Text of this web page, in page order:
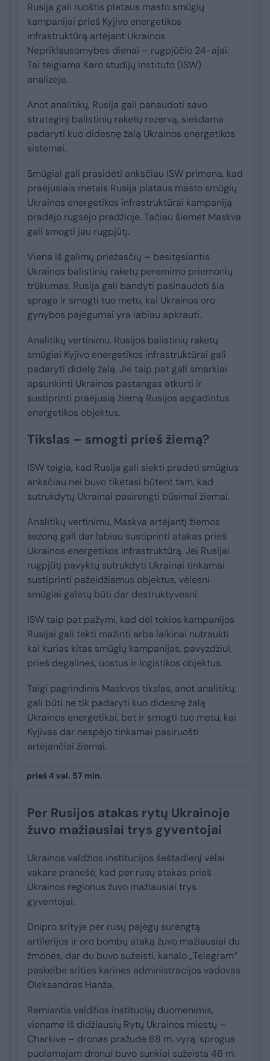
Rusija gali ruoštis plataus masto smūgių
kampanijai prieš Kyjivo energetikos
infrastruktūrą artėjant Ukrainos
Nepriklausomybės dienai – rugpjūčio 24-ajai.
Tai teigiama Karo studijų instituto (ISW)
analizėje.
Anot analitikų, Rusija gali panaudoti savo
strateginį balistinių raketų rezervą, siekdama
padaryti kuo didesnę žalą Ukrainos energetikos
sistemai.
Smūgiai gali prasidėti anksčiau ISW primena, kad
praėjusiais metais Rusija plataus masto smūgių
Ukrainos energetikos infrastruktūrai kampaniją
pradėjo rugsėjo pradžioje. Tačiau šiemet Maskva
gali smogti jau rugpjūtį.
Viena iš galimų priežasčių – besitęsiantis
Ukrainos balistinių raketų perėmimo priemonių
trūkumas. Rusija gali bandyti pasinaudoti šia
spraga ir smogti tuo metu, kai Ukrainos oro
gynybos pajėgumai yra labiau apkrauti.
Analitikų vertinimu, Rusijos balistinių raketų
smūgiai Kyjivo energetikos infrastruktūrai gali
padaryti didelę žalą. Jie taip pat gali smarkiai
apsunkinti Ukrainos pastangas atkurti ir
sustiprinti praėjusią žiemą Rusijos apgadintus
energetikos objektus.
Tikslas – smogti prieš žiemą?
ISW teigia, kad Rusija gali siekti pradėti smūgius
anksčiau nei buvo tikėtasi būtent tam, kad
sutrukdytų Ukrainai pasirengti būsimai žiemai.
Analitikų vertinimu, Maskva artėjantį žiemos
sezoną gali dar labiau sustiprinti atakas prieš
Ukrainos energetikos infrastruktūrą. Jei Rusijai
rugpjūtį pavyktų sutrukdyti Ukrainai tinkamai
sustiprinti pažeidžiamus objektus, vėlesni
smūgiai galėtų būti dar destruktyvesni.
ISW taip pat pažymi, kad dėl tokios kampanijos
Rusijai gali tekti mažinti arba laikinai nutraukti
kai kurias kitas smūgių kampanijas, pavyzdžiui,
prieš degalines, uostus ir logistikos objektus.
Taigi pagrindinis Maskvos tikslas, anot analitikų,
gali būti ne tik padaryti kuo didesnę žalą
Ukrainos energetikai, bet ir smogti tuo metu, kai
Kyjivas dar nespėjo tinkamai pasiruošti
artėjančiai žiemai.
prieš 4 val. 57 min.
Per Rusijos atakas rytų Ukrainoje
žuvo mažiausiai trys gyventojai
Ukrainos valdžios institucijos šeštadienį vėlai
vakare pranešė, kad per rusų atakas prieš
Ukrainos regionus žuvo mažiausiai trys
gyventojai.
Dnipro srityje per rusų pajėgų surengtą
artilerijos ir oro bombų ataką žuvo mažiausiai du
žmonės, dar du buvo sužeisti, kanalo „Telegram“
paskelbė srities karinės administracijos vadovas
Oleksandras Hanža.
Remiantis valdžios institucijų duomenimis,
viename iš didžiausių Rytų Ukrainos miestų –
Charkive – dronas pražudė 68 m. vyrą, sprogus
puolamajam dronui buvo sunkiai sužeista 46 m.